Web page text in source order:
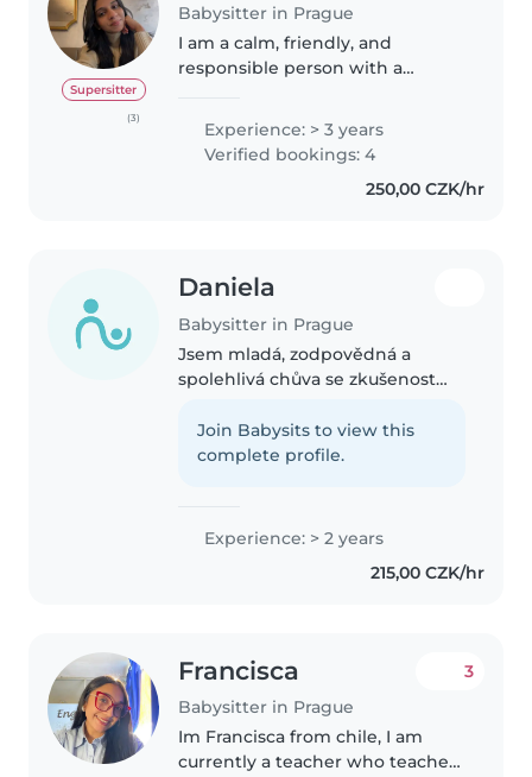
Supersitter
(3)
Babysitter in Prague
I am a calm, friendly, and
responsible person with a
experience supporting children
with special needs. I also work as
an assistant teacher in an
Experience: > 3 years
Verified bookings: 4
250,00 CZK/hr
Daniela
Babysitter in Prague
Jsem mladá, zodpovědná a
spolehlivá chůva se zkušenostmi
kategorií. Pracovala jsem jako
instruktorka plavání pro
Join Babysits to view this
complete profile.
Experience: > 2 years
215,00 CZK/hr
Francisca
Babysitter in Prague
3
Im Francisca from chile, I am
currently a teacher who teaches